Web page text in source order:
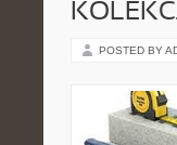
POSTED BY